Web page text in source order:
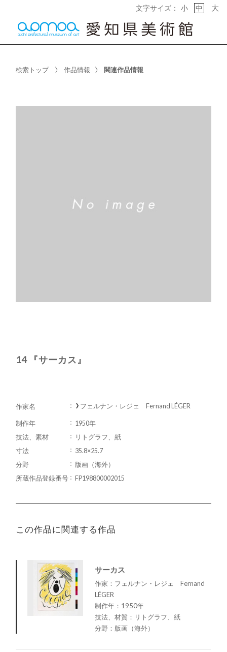
文字サイズ： 小 中 大
検索トップ 作品情報 関連作品情報
14 『サーカス』
作家名 フェルナン・レジェ Fernand LÉGER
制作年
1950年
技法、素材
リトグラフ、紙
寸法
35.8×25.7
分野
版画（海外）
所蔵作品登録番号
FP198800002015
この作品に関連する作品
サーカス
作家：フェルナン・レジェ Fernand
LÉGER
制作年：1950年
技法、材質：リトグラフ、紙
分野：版画（海外）